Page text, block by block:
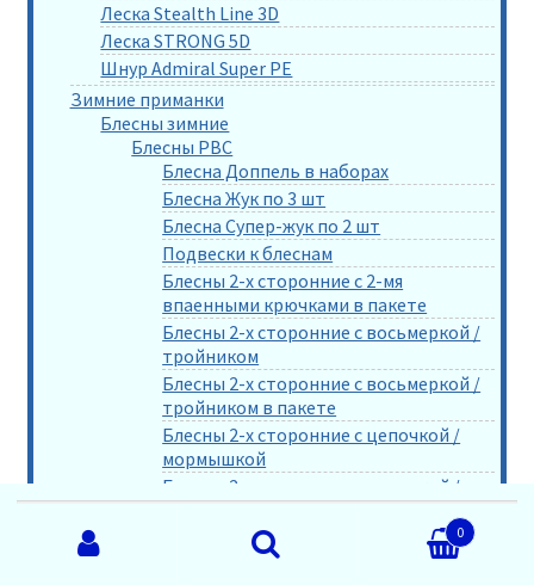
Леска Stealth Line 3D
Леска STRONG 5D
Шнур Admiral Super PE
Зимние приманки
Блесны зимние
Блесны РВС
Блесна Доппель в наборах
Блесна Жук по 3 шт
Блесна Супер-жук по 2 шт
Подвески к блеснам
Блесны 2-х сторонние с 2-мя
впаенными крючками в пакете
Блесны 2-х сторонние с восьмеркой /
тройником
Блесны 2-х сторонние с восьмеркой /
тройником в пакете
Блесны 2-х сторонние с цепочкой /
мормышкой
Блесны 2-х сторонние с цепочкой /
Блесны 2-х сторонние с цепочкой /
тройником
0